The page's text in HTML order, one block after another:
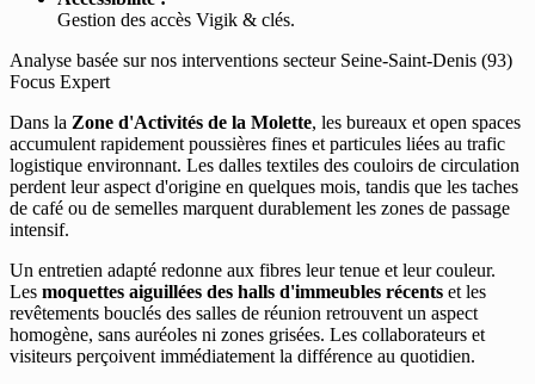
Gestion des accès Vigik & clés.
Analyse basée sur nos interventions secteur Seine-Saint-Denis (93)
Focus Expert
Dans la Zone d'Activités de la Molette, les bureaux et open spaces
accumulent rapidement poussières fines et particules liées au trafic
logistique environnant. Les dalles textiles des couloirs de circulation
perdent leur aspect d'origine en quelques mois, tandis que les taches
de café ou de semelles marquent durablement les zones de passage
intensif.
Un entretien adapté redonne aux fibres leur tenue et leur couleur.
Les moquettes aiguillées des halls d'immeubles récents et les
revêtements bouclés des salles de réunion retrouvent un aspect
homogène, sans auréoles ni zones grisées. Les collaborateurs et
visiteurs perçoivent immédiatement la différence au quotidien.